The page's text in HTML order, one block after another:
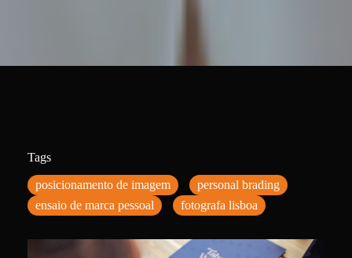
Tags
posicionamento de imagem
personal brading
ensaio de marca pessoal
fotografa lisboa